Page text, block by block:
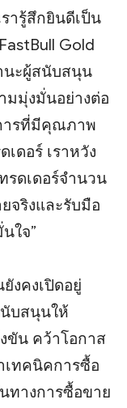
ารู้สึกยินดีเป็น
Gold
นะผู้สนับสนุน
มมุ่งมั่นอย่างต่อ
ารที่มีคุณภาพ
ดอร์ เราหวัง
รดเดอร์จำนวน
จริงและรับมือ
ใจ”
งคงเปิดอยู่
บสนุนให้
ขัน คว้าโอกาส
ทคนิคการซื้อ
ทางการซื้อขาย